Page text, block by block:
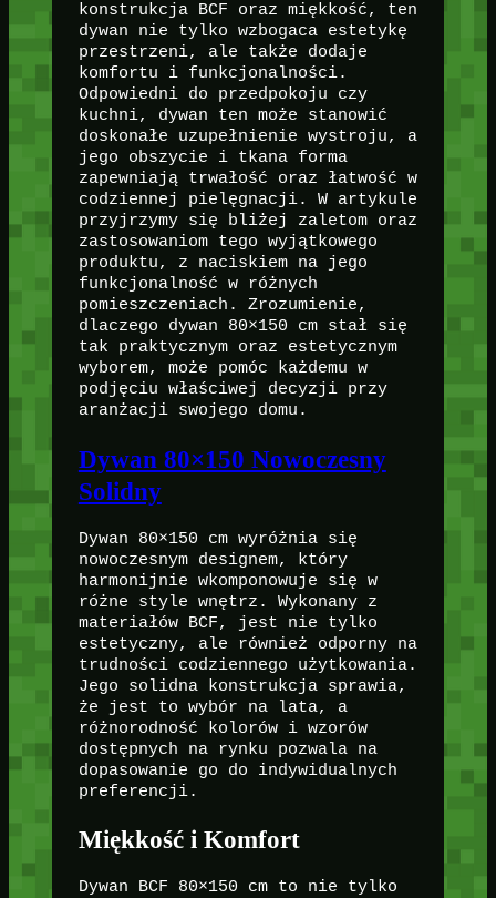
konstrukcja BCF oraz miękkość, ten
dywan nie tylko wzbogaca estetykę
przestrzeni, ale także dodaje
komfortu i funkcjonalności.
Odpowiedni do przedpokoju czy
kuchni, dywan ten może stanowić
doskonałe uzupełnienie wystroju, a
jego obszycie i tkana forma
zapewniają trwałość oraz łatwość w
codziennej pielęgnacji. W artykule
przyjrzymy się bliżej zaletom oraz
zastosowaniom tego wyjątkowego
produktu, z naciskiem na jego
funkcjonalność w różnych
pomieszczeniach. Zrozumienie,
dlaczego dywan 80×150 cm stał się
tak praktycznym oraz estetycznym
wyborem, może pomóc każdemu w
podjęciu właściwej decyzji przy
aranżacji swojego domu.
Dywan 80×150 Nowoczesny
Solidny
Dywan 80×150 cm wyróżnia się
nowoczesnym designem, który
harmonijnie wkomponowuje się w
różne style wnętrz. Wykonany z
materiałów BCF, jest nie tylko
estetyczny, ale również odporny na
trudności codziennego użytkowania.
Jego solidna konstrukcja sprawia,
że jest to wybór na lata, a
różnorodność kolorów i wzorów
dostępnych na rynku pozwala na
dopasowanie go do indywidualnych
preferencji.
Miękkość i Komfort
Dywan BCF 80×150 cm to nie tylko